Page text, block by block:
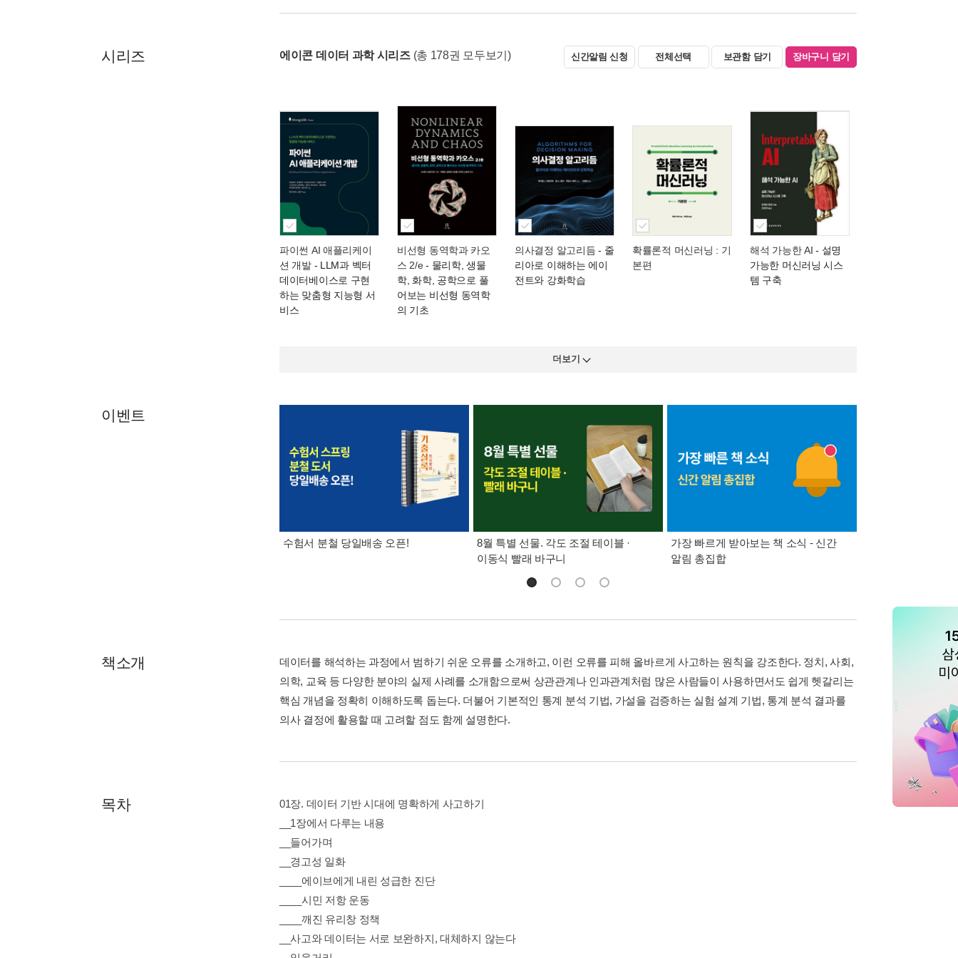
시리즈 에이콘 데이터 과학 시리즈 (총 178권 모두보기) 신간알림 신청 전체선택 보관함 담기 장바구니 담기
파이썬 AI 애플리케이
션 개발- LLM과 벡터
데이터베이스로 구현
하는 맞춤형 지능형 서
비스
비선형 동역학과 카오
스 2/e- 물리학, 생물
학, 화학, 공학으로 풀
어보는 비선형 동역학
의 기초
의사결정 알고리듬 - 줄
리아로 이해하는 에이
전트와 강화학습
확률론적 머신러닝 : 기
본편
해석 가능한 AI - 설명
가능한 머신러닝 시스
템 구축
더보기
이벤트
수험서 분철 당일배송 오픈!
8월 특별 선물. 각도 조절 테이블 ·
이동식 빨래 바구니
가장 빠르게 받아보는 책 소식 - 신간
알림 총집합
책소개
데이터를 해석하는 과정에서 범하기 쉬운 오류를 소개하고, 이런 오류를 피해 올바르게 사고하는 원칙을 강조한다. 정치, 사회,
의학, 교육 등 다양한 분야의 실제 사례를 소개함으로써 상관관계나 인과관계처럼 많은 사람들이 사용하면서도 쉽게 헷갈리는
핵심 개념을 정확히 이해하도록 돕는다. 더불어 기본적인 통계 분석 기법, 가설을 검증하는 실험 설계 기법, 통계 분석 결과를
의사 결정에 활용할 때 고려할 점도 함께 설명한다.
목차
01장. 데이터 기반 시대에 명확하게 사고하기
__1장에서 다루는 내용
__들어가며
__경고성 일화
____에이브에게 내린 성급한 진단
____시민 저항 운동
____깨진 유리창 정책
__사고와 데이터는 서로 보완하지, 대체하지 않는다